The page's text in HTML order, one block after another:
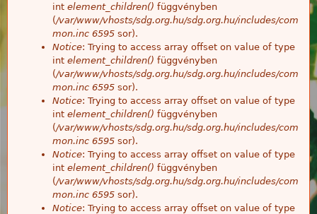
int element_children() függvényben
(/var/www/vhosts/sdg.org.hu/sdg.org.hu/includes/com
mon.inc 6595 sor).
Notice: Trying to access array offset on value of type
int element_children() függvényben
(/var/www/vhosts/sdg.org.hu/sdg.org.hu/includes/com
mon.inc 6595 sor).
Notice: Trying to access array offset on value of type
int element_children() függvényben
(/var/www/vhosts/sdg.org.hu/sdg.org.hu/includes/com
mon.inc 6595 sor).
Notice: Trying to access array offset on value of type
int element_children() függvényben
(/var/www/vhosts/sdg.org.hu/sdg.org.hu/includes/com
mon.inc 6595 sor).
Notice: Trying to access array offset on value of type